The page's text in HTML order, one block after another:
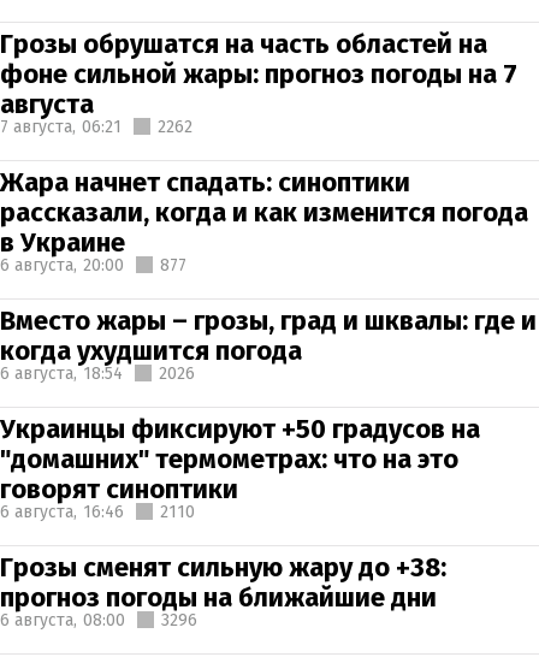
Грозы обрушатся на часть областей на
фоне сильной жары: прогноз погоды на 7
августа
7 августа, 06:21 2262
Жара начнет спадать: синоптики
рассказали, когда и как изменится погода
в Украине
6 августа, 20:00 877
Вместо жары – грозы, град и шквалы: где и
когда ухудшится погода
6 августа, 18:54 2026
Украинцы фиксируют +50 градусов на
"домашних" термометрах: что на это
говорят синоптики
6 августа, 16:46 2110
Грозы сменят сильную жару до +38:
прогноз погоды на ближайшие дни
6 августа, 08:00 3296